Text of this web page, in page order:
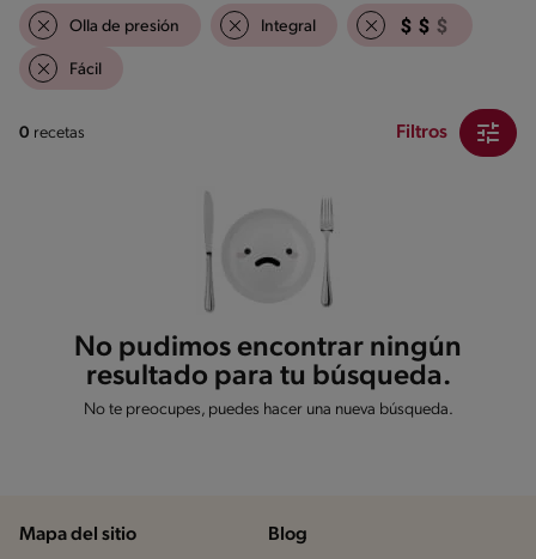
Olla de presión Integral
Fácil
0 recetas Filtros
No pudimos encontrar ningún
resultado para tu búsqueda.
No te preocupes, puedes hacer una nueva búsqueda.
Mapa del sitio Blog